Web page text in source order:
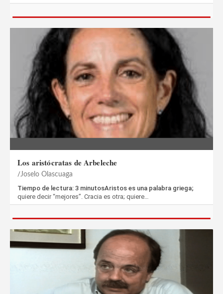
Los aristócratas de Arbeleche
Joselo Olascuaga
Tiempo de lectura: 3 minutosAristos es una palabra griega;
quiere decir “mejores”. Cracia es otra; quiere…